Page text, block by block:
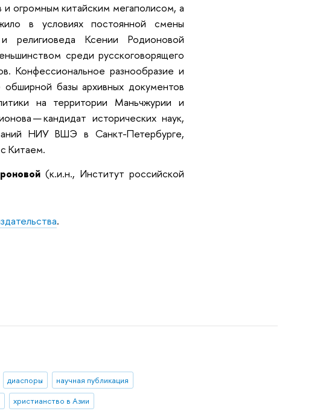
огромным китайским мегаполисом, а
в условиях постоянной смены
религиоведа Ксении Родионовой
среди русскоговорящего
Конфессиональное разнообразие и
базы архивных документов
на территории Маньчжурии и
— кандидат исторических наук,
НИУ ВШЭ в Санкт-Петербурге,
Китаем.
(к.и.н., Институт российской
.
диаспоры
научная публикация
христианство в Азии